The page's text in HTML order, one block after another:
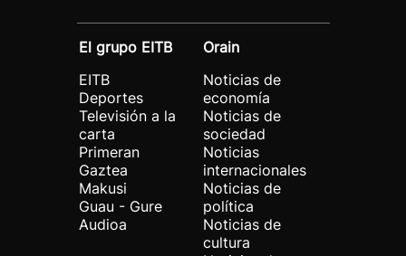
El grupo EITB
EITB
Deportes
Televisión a la
carta
Primeran
Gaztea
Makusi
Guau - Gure
Audioa
Orain
Noticias de
economía
Noticias de
sociedad
Noticias
internacionales
Noticias de
política
Noticias de
cultura